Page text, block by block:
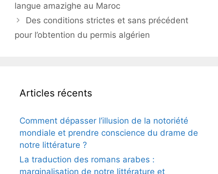
langue amazighe au Maroc
Des conditions strictes et sans précédent
pour l’obtention du permis algérien
Articles récents
Comment dépasser l’illusion de la notoriété
mondiale et prendre conscience du drame de
notre littérature ?
La traduction des romans arabes :
marginalisation de notre littérature et